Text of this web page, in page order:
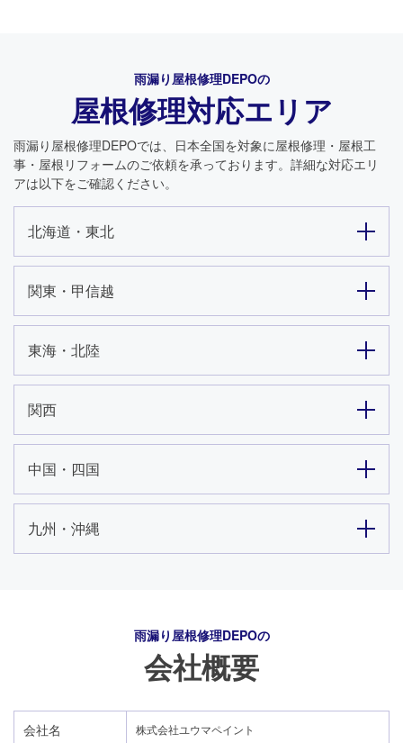
雨漏り屋根修理DEPOの
屋根修理対応エリア
雨漏り屋根修理DEPOでは、日本全国を対象に屋根修理・屋根工
事・屋根リフォームのご依頼を承っております。詳細な対応エリ
アは以下をご確認ください。
北海道・東北
関東・甲信越
東海・北陸
関西
中国・四国
九州・沖縄
雨漏り屋根修理DEPOの
会社概要
会社名 株式会社ユウマペイント